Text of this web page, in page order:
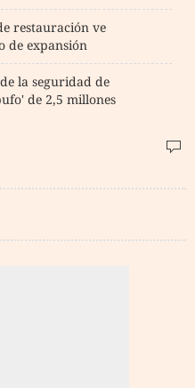
restauración ve
de expansión
la seguridad de
de 2,5 millones